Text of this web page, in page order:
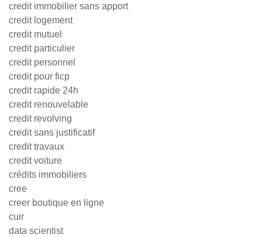
credit immobilier sans apport
credit logement
credit mutuel
credit particulier
credit personnel
credit pour ficp
credit rapide 24h
credit renouvelable
credit revolving
credit sans justificatif
credit travaux
credit voiture
crédits immobiliers
cree
creer boutique en ligne
cuir
data scientist